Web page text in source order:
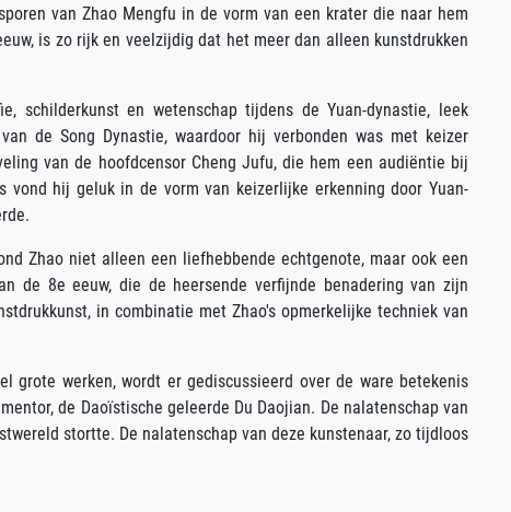
van Zhao Mengfu in de vorm van een krater die naar hem
is zo rijk en veelzijdig dat het meer dan alleen kunstdrukken
schilderkunst en wetenschap tijdens de Yuan-dynastie, leek
de Song Dynastie, waardoor hij verbonden was met keizer
van de hoofdcensor Cheng Jufu, die hem een audiëntie bij
vond hij geluk in de vorm van keizerlijke erkenning door Yuan-
Zhao niet alleen een liefhebbende echtgenote, maar ook een
de 8e eeuw, die de heersende verfijnde benadering van zijn
in combinatie met Zhao's opmerkelijke techniek van
grote werken, wordt er gediscussieerd over de ware betekenis
de Daoïstische geleerde Du Daojian. De nalatenschap van
stortte. De nalatenschap van deze kunstenaar, zo tijdloos